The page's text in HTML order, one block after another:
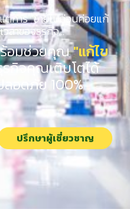
ต่การ "ขายไปก่อนค่อยแก้
ลาของธุรกิจ...
ร้อมช่วยคุณ"แก้ไข
กิจคุณเติบโตได้
อดภัย 100%
ปรึกษาผู้เชี่ยวชาญ